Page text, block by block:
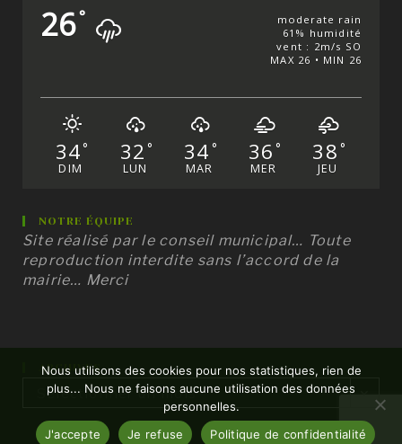
26°
moderate rain
61% humidité
vent : 2m/s SO
MAX 26 • MIN 26
34 °
DIM
32 °
LUN
34 °
MAR
36 °
MER
38 °
JEU
NOTRE ÉQUIPE
Site réalisé par le conseil municipal… Toute
reproduction interdite sans l’accord de la
mairie… Merci
ARCHIVES
Archives
Sélectionner un mois
Nous utilisons des cookies pour nos statistiques, rien de
plus... Nous ne faisons aucune utilisation des données
personnelles.
J'accepte
Je refuse Politique de confidentialité